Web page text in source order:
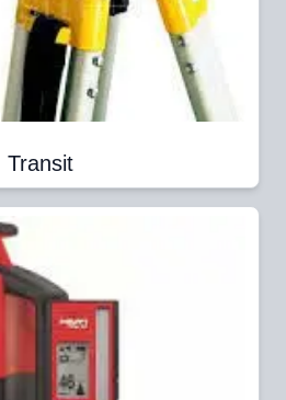
Transit